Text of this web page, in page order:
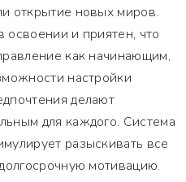
открытие новых миров.
и приятен, что
как начинающим,
настройки
делают
для каждого. Система
разыскивать все
мотивацию.